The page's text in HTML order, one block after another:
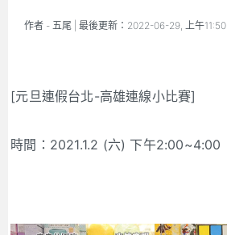
作者 - 五尾 | 最後更新： 2022-06-29, 上午11:50
[元旦連假台北-高雄連線小比賽]
時間：2021.1.2 (六) 下午2:00~4:00